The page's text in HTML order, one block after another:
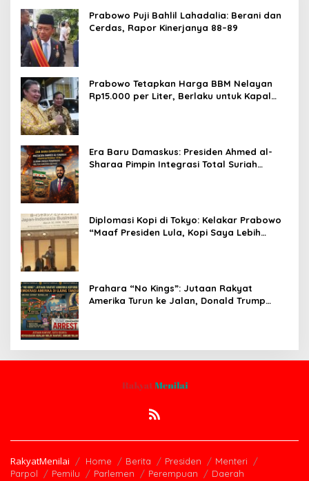
Prabowo Puji Bahlil Lahadalia: Berani dan
Cerdas, Rapor Kinerjanya 88–89
Prabowo Tetapkan Harga BBM Nelayan
Rp15.000 per Liter, Berlaku untuk Kapal
Era Baru Damaskus: Presiden Ahmed al-
Sharaa Pimpin Integrasi Total Suriah
Diplomasi Kopi di Tokyo: Kelakar Prabowo
“Maaf Presiden Lula, Kopi Saya Lebih
Prahara “No Kings”: Jutaan Rakyat
Amerika Turun ke Jalan, Donald Trump
RakyatMenilai Home Berita Presiden
Menteri
Parpol
Pemilu Parlemen Perempuan Daerah